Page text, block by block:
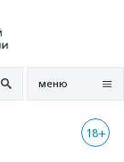
меню
18+